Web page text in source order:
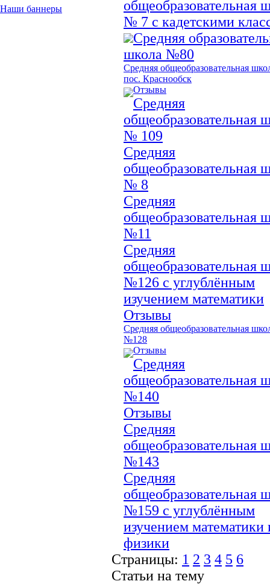
Наши баннеры
общеобразовательная
№ 7 с кадетскими
Средняя
школа №80
Средняя общеобразовательная
пос. Краснообск
Отзывы
Средняя
общеобразовательная
№ 109
Средняя
общеобразовательная
№ 8
Средняя
общеобразовательная
№11
Средняя
общеобразовательная
№126 с углублённым
изучением математики
Отзывы
Средняя общеобразовательная
№128
Отзывы
Средняя
общеобразовательная
№140
Отзывы
Средняя
общеобразовательная
№143
Средняя
общеобразовательная
№159 с углублённым
изучением математики
физики
Страницы: 1 2 3 4 5 6
Статьи на тему